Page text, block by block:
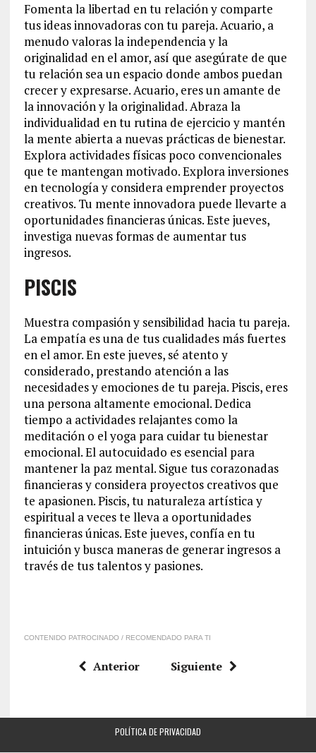
Fomenta la libertad en tu relación y comparte
tus ideas innovadoras con tu pareja. Acuario, a
menudo valoras la independencia y la
originalidad en el amor, así que asegúrate de que
tu relación sea un espacio donde ambos puedan
crecer y expresarse. Acuario, eres un amante de
la innovación y la originalidad. Abraza la
individualidad en tu rutina de ejercicio y mantén
la mente abierta a nuevas prácticas de bienestar.
Explora actividades físicas poco convencionales
que te mantengan motivado. Explora inversiones
en tecnología y considera emprender proyectos
creativos. Tu mente innovadora puede llevarte a
oportunidades financieras únicas. Este jueves,
investiga nuevas formas de aumentar tus
ingresos.
PISCIS
Muestra compasión y sensibilidad hacia tu pareja.
La empatía es una de tus cualidades más fuertes
en el amor. En este jueves, sé atento y
considerado, prestando atención a las
necesidades y emociones de tu pareja. Piscis, eres
una persona altamente emocional. Dedica
tiempo a actividades relajantes como la
meditación o el yoga para cuidar tu bienestar
emocional. El autocuidado es esencial para
mantener la paz mental. Sigue tus corazonadas
financieras y considera proyectos creativos que
te apasionen. Piscis, tu naturaleza artística y
espiritual a veces te lleva a oportunidades
financieras únicas. Este jueves, confía en tu
intuición y busca maneras de generar ingresos a
través de tus talentos y pasiones.
CONTENIDO PATROCINADO / RECOMENDADO PARA TI
Anterior Siguiente
POLÍTICA DE PRIVACIDAD